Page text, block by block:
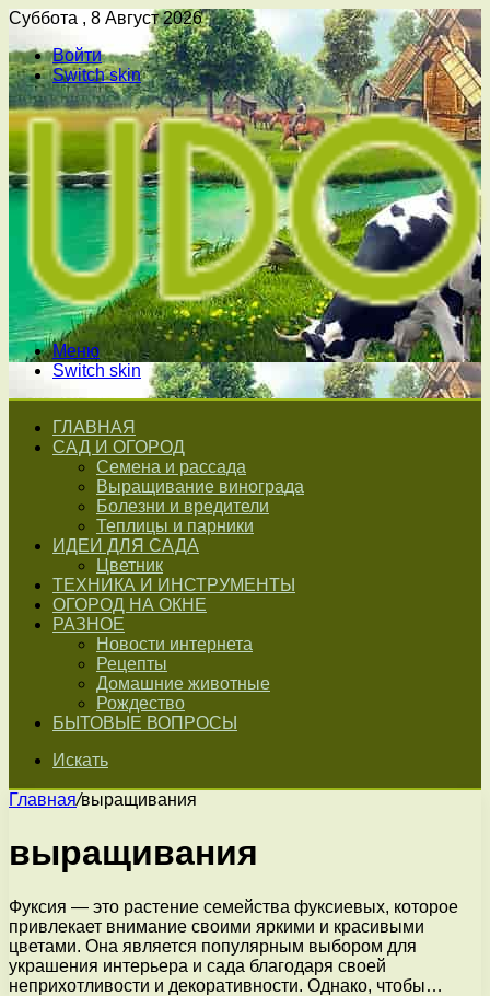
Суббота , 8 Август 2026
Войти
Switch skin
Меню
Switch skin
ГЛАВНАЯ
САД И ОГОРОД
Семена и рассада
Выращивание винограда
Болезни и вредители
Теплицы и парники
ИДЕИ ДЛЯ САДА
Цветник
ТЕХНИКА И ИНСТРУМЕНТЫ
ОГОРОД НА ОКНЕ
РАЗНОЕ
Новости интернета
Рецепты
Домашние животные
Рождество
БЫТОВЫЕ ВОПРОСЫ
Искать
Главная/выращивания
выращивания
Фуксия — это растение семейства фуксиевых, которое
привлекает внимание своими яркими и красивыми
цветами. Она является популярным выбором для
украшения интерьера и сада благодаря своей
неприхотливости и декоративности. Однако, чтобы…